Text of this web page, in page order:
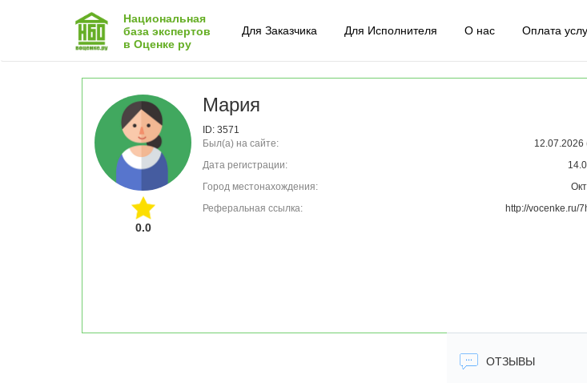
Национальная
база экспертов
в Оценке ру
Для Заказчика Для Исполнителя О нас Оплата
0.0
Мария
ID: 3571
Был(а) на сайте:
12.07.2026
Дата регистрации:
Город местонахождения:
Реферальная ссылка:
http://vocenke.ru/
ОТЗЫВЫ